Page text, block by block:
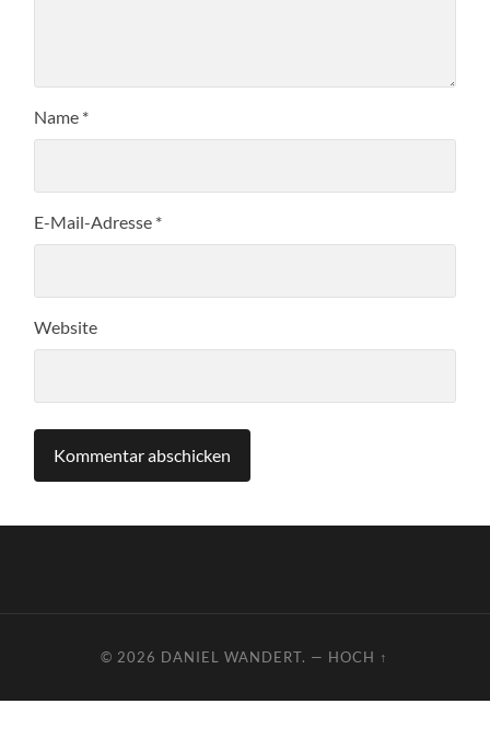
Name *
E-Mail-Adresse *
Website
© 2026 DANIEL WANDERT. — HOCH ↑